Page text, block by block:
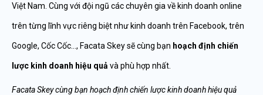
Việt Nam. Cùng với đội ngũ các chuyên gia về kinh doanh online
trên từng lĩnh vực riêng biệt như kinh doanh trên Facebook, trên
Google, Cốc Cốc…, Facata Skey sẽ cùng bạn hoạch định chiến
lược kinh doanh hiệu quả và phù hợp nhất.
Facata Skey cùng bạn hoạch định chiến lược kinh doanh hiệu quả